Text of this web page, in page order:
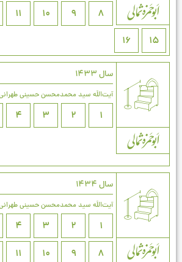
8
9
10
11
15
16
سال 1433
آیت‌اللَه سید محمدمحسن حسینی
1
2
3
4
سال 1434
آیت‌اللَه سید محمدمحسن حسینی
1
2
3
4
8
9
10
11